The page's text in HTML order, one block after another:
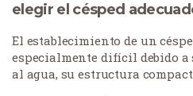
elegir el césped
El establecimiento de un
especialmente difícil debido a
al agua, su estructura